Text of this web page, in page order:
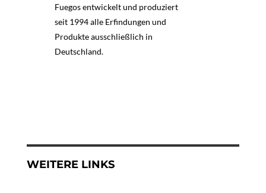
Fuegos entwickelt und produziert
seit 1994 alle Erfindungen und
Produkte ausschließlich in
Deutschland.
WEITERE LINKS